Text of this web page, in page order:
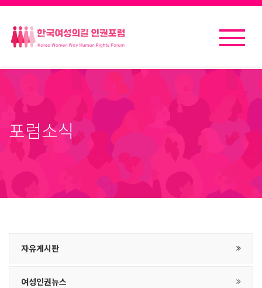
포럼소식
자유게시판
여성인권뉴스